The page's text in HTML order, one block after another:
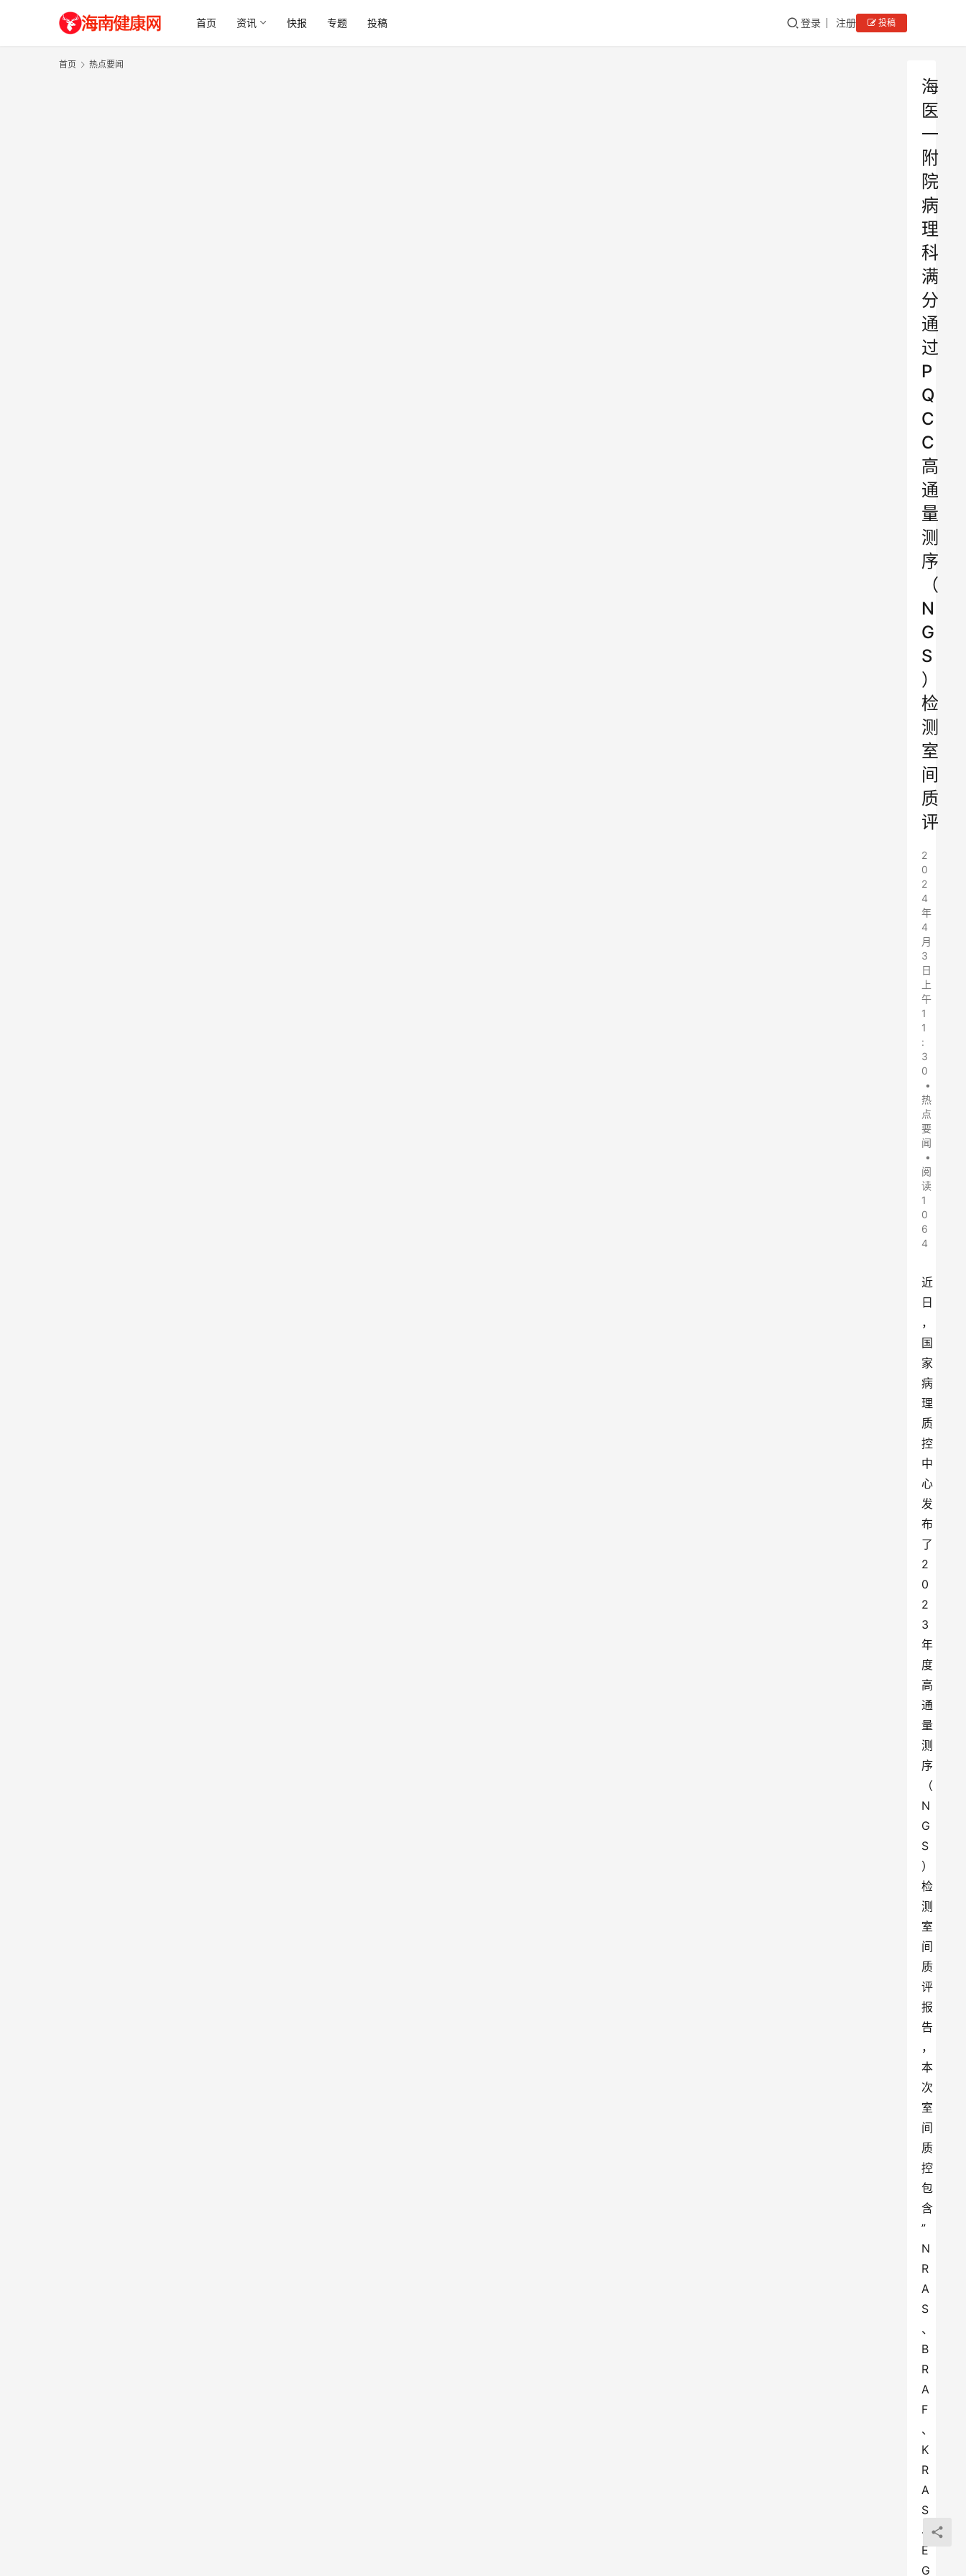
首页 资讯 快报 专题 投稿 登录 注册 投稿
首页 热点要闻
海
医
一
附
院
病
理
科
满
分
通
过
P
Q
C
C
高
通
量
测
序
（
N
G
S
）
检
测
室
间
质
评
2
0
2
4
年
4
月
3
日
上
午
1
1
:
3
0
•
热
点
要
闻
•
阅
读
1
0
6
4
近
日
，
国
家
病
理
质
控
中
心
发
布
了
2
0
2
3
年
度
高
通
量
测
序
（
N
G
S
）
检
测
室
间
质
评
报
告
，
本
次
室
间
质
控
包
含
”
N
R
A
S
、
B
R
A
F
、
K
R
A
S
、
E
G